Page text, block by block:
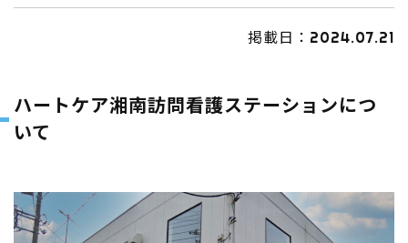
掲載日：2024.07.21
ハートケア湘南訪問看護ステーションにつ
いて